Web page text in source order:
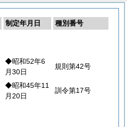
制定年月日
種別番号
◆昭和52年6
月30日
規則第42号
◆昭和45年11
月20日
訓令第17号